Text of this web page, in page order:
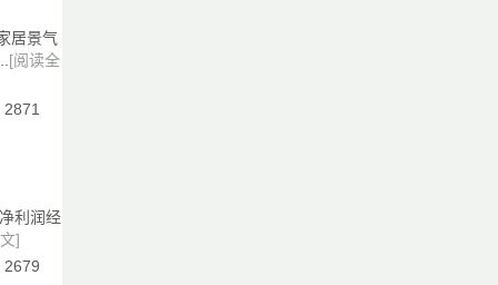
居景气
[阅读全
利润经
]
2679